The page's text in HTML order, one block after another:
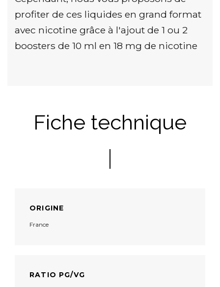
profiter de ces liquides en grand format
avec nicotine grâce à l'ajout de 1 ou 2
boosters de 10 ml en 18 mg de nicotine
Fiche technique
ORIGINE
France
RATIO PG/VG